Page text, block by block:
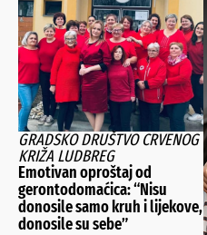
GRADSKO DRUŠTVO CRVENOG
KRIŽA LUDBREG
Emotivan oproštaj od
gerontodomaćica: “Nisu
donosile samo kruh i lijekove,
donosile su sebe”